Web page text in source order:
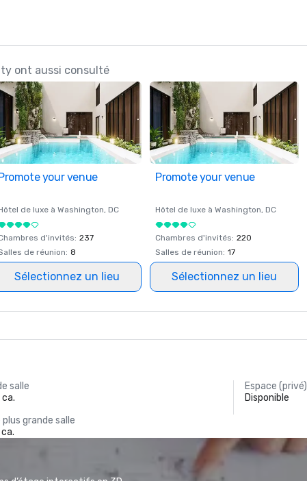
ont aussi consulté
your venue
de luxe à Washington, DC
d'invités: 237
de réunion: 8
Sélectionnez un lieu
Promote your venue
Hôtel de luxe à Washington, DC
Chambres d'invités: 220
Salles de réunion: 17
Sélectionnez un lieu
salle
ca.
Espace (privé)
Disponible
plus grande salle